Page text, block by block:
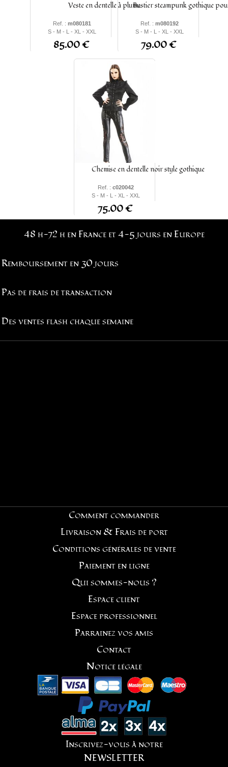
Veste en dentelle à plume
Ref. : m080181
S - M - L - XL - XXL
85.00 €
Bustier steampunk gothique
Ref. : m080192
S - M - L - XL - XXL
79.00 €
Chemise en dentelle noir style gothique
Ref. : c020042
S - M - L - XL - XXL
75.00 €
48 h-72 h en France et 4-5 jours en Europe
Remboursement en 30 jours
Pas de frais de transaction
Des ventes flash chaque semaine
Comment commander
Livraison & Frais de port
Conditions générales de vente
Paiement en ligne
Qui sommes-nous ?
Espace client
Espace professionnel
Parrainez vos amis
Contact
Notice légale
Inscrivez-vous à notre
NEWSLETTER